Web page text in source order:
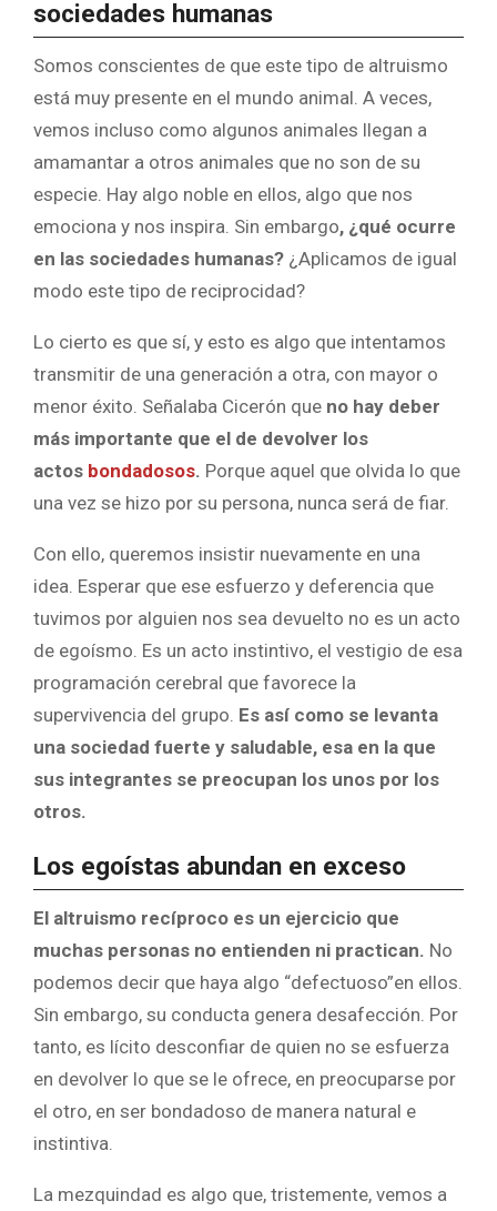
sociedades humanas
Somos conscientes de que este tipo de altruismo
está muy presente en el mundo animal. A veces,
vemos incluso como algunos animales llegan a
amamantar a otros animales que no son de su
especie. Hay algo noble en ellos, algo que nos
emociona y nos inspira. Sin embargo, ¿qué ocurre
en las sociedades humanas? ¿Aplicamos de igual
modo este tipo de reciprocidad?
Lo cierto es que sí, y esto es algo que intentamos
transmitir de una generación a otra, con mayor o
menor éxito. Señalaba Cicerón que no hay deber
más importante que el de devolver los
actos bondadosos. Porque aquel que olvida lo que
una vez se hizo por su persona, nunca será de fiar.
Con ello, queremos insistir nuevamente en una
idea. Esperar que ese esfuerzo y deferencia que
tuvimos por alguien nos sea devuelto no es un acto
de egoísmo. Es un acto instintivo, el vestigio de esa
programación cerebral que favorece la
supervivencia del grupo. Es así como se levanta
una sociedad fuerte y saludable, esa en la que
sus integrantes se preocupan los unos por los
otros.
Los egoístas abundan en exceso
El altruismo recíproco es un ejercicio que
muchas personas no entienden ni practican. No
podemos decir que haya algo “defectuoso”en ellos.
Sin embargo, su conducta genera desafección. Por
tanto, es lícito desconfiar de quien no se esfuerza
en devolver lo que se le ofrece, en preocuparse por
el otro, en ser bondadoso de manera natural e
instintiva.
La mezquindad es algo que, tristemente, vemos a